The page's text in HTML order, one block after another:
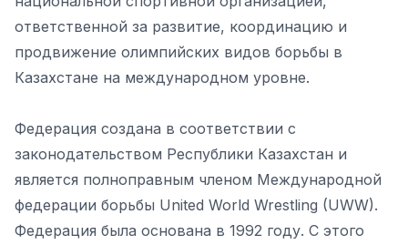
ответственной за развитие, координацию и
продвижение олимпийских видов борьбы в
Казахстане на международном уровне.
Федерация создана в соответствии с
законодательством Республики Казахстан и
является полноправным членом Международной
федерации борьбы United World Wrestling (UWW).
Федерация была основана в 1992 году. С этого